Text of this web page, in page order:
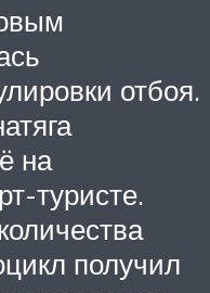
отбоя.
на
туристе.
получил